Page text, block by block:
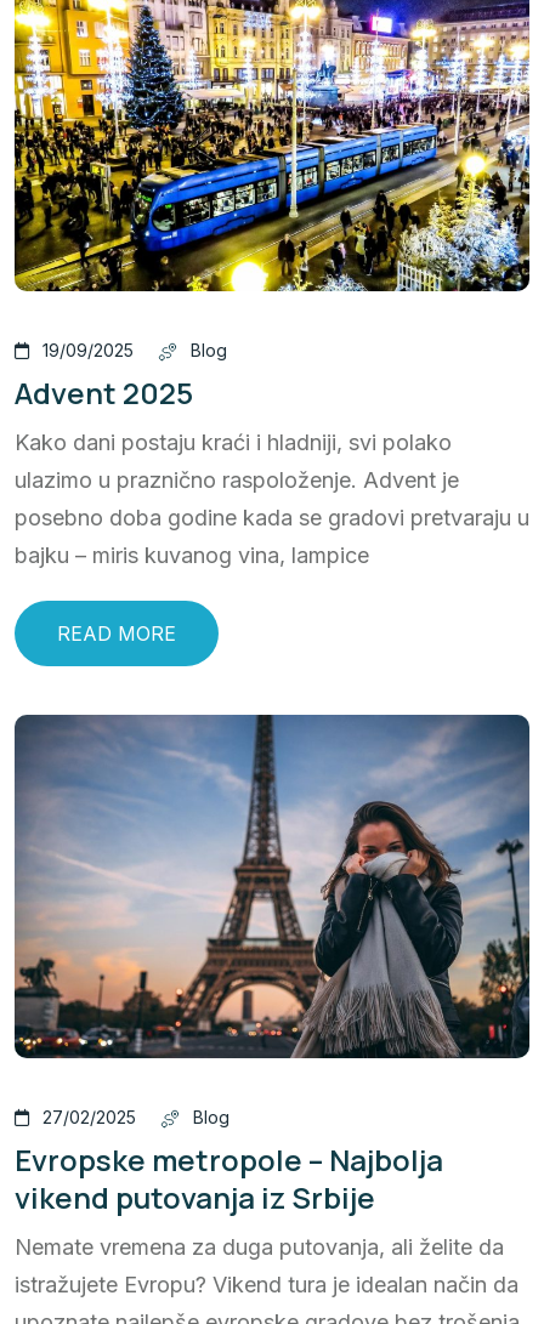
19/09/2025 Blog
Advent 2025
Kako dani postaju kraći i hladniji, svi polako
ulazimo u praznično raspoloženje. Advent je
posebno doba godine kada se gradovi pretvaraju u
bajku – miris kuvanog vina, lampice
READ MORE
27/02/2025 Blog
Evropske metropole – Najbolja
vikend putovanja iz Srbije
Nemate vremena za duga putovanja, ali želite da
istražujete Evropu? Vikend tura je idealan način da